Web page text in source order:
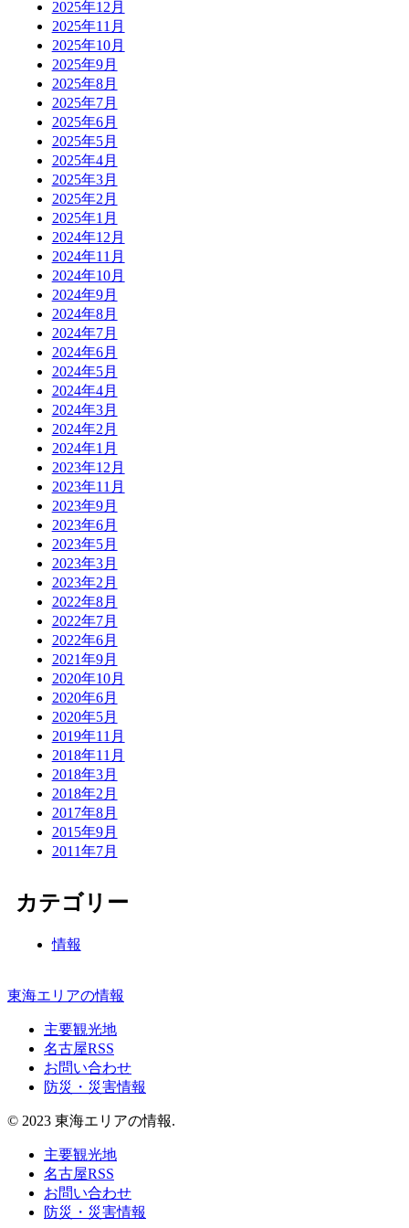
2025年12月
2025年11月
2025年10月
2025年9月
2025年8月
2025年7月
2025年6月
2025年5月
2025年4月
2025年3月
2025年2月
2025年1月
2024年12月
2024年11月
2024年10月
2024年9月
2024年8月
2024年7月
2024年6月
2024年5月
2024年4月
2024年3月
2024年2月
2024年1月
2023年12月
2023年11月
2023年9月
2023年6月
2023年5月
2023年3月
2023年2月
2022年8月
2022年7月
2022年6月
2021年9月
2020年10月
2020年6月
2020年5月
2019年11月
2018年11月
2018年3月
2018年2月
2017年8月
2015年9月
2011年7月
カテゴリー
情報
東海エリアの情報
主要観光地
名古屋RSS
お問い合わせ
防災・災害情報
© 2023 東海エリアの情報.
主要観光地
名古屋RSS
お問い合わせ
防災・災害情報